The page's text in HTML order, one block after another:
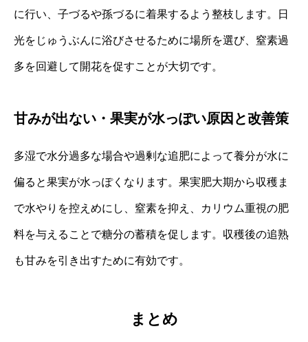
に行い、子づるや孫づるに着果するよう整枝します。日
光をじゅうぶんに浴びさせるために場所を選び、窒素過
多を回避して開花を促すことが大切です。
甘みが出ない・果実が水っぽい原因と改善策
多湿で水分過多な場合や過剰な追肥によって養分が水に
偏ると果実が水っぽくなります。果実肥大期から収穫ま
で水やりを控えめにし、窒素を抑え、カリウム重視の肥
料を与えることで糖分の蓄積を促します。収穫後の追熟
も甘みを引き出すために有効です。
まとめ